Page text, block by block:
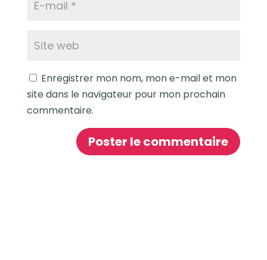
Enregistrer mon nom, mon e-mail et mon
site dans le navigateur pour mon prochain
commentaire.